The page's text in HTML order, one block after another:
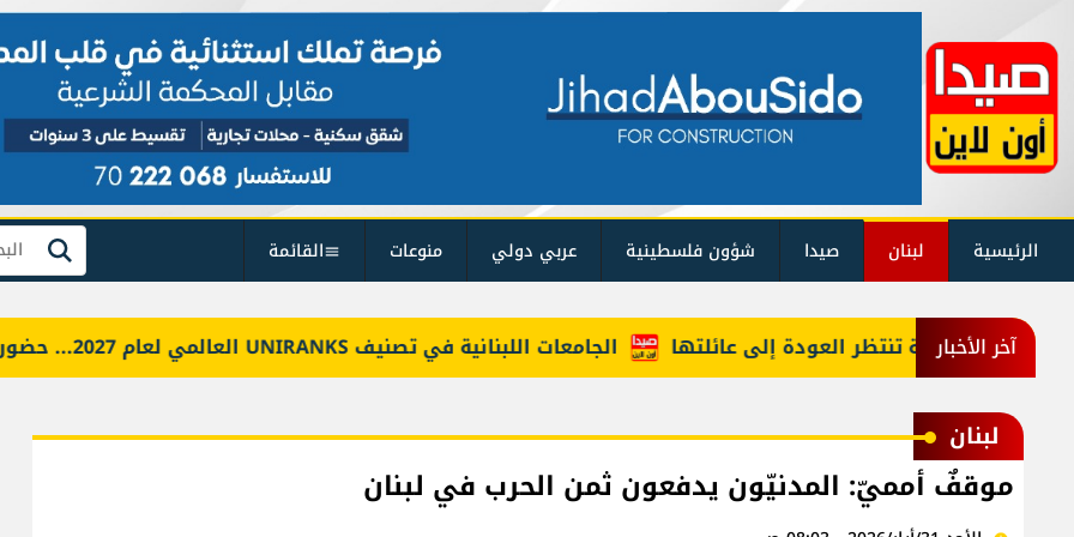
الرئيسية لبنان صيدا شؤون فلسطينية عربي دولي منوعات القائمة بحث
آخر الأخبار الجامعات اللبنانية في تصنيف UNIRANKS العالمي لعام 2027... حضور عالمي وعربي تنتظر العودة إلى عائلتها
لبنان
موقفٌ أمميّ: المدنيّون يدفعون ثمن الحرب في لبنان